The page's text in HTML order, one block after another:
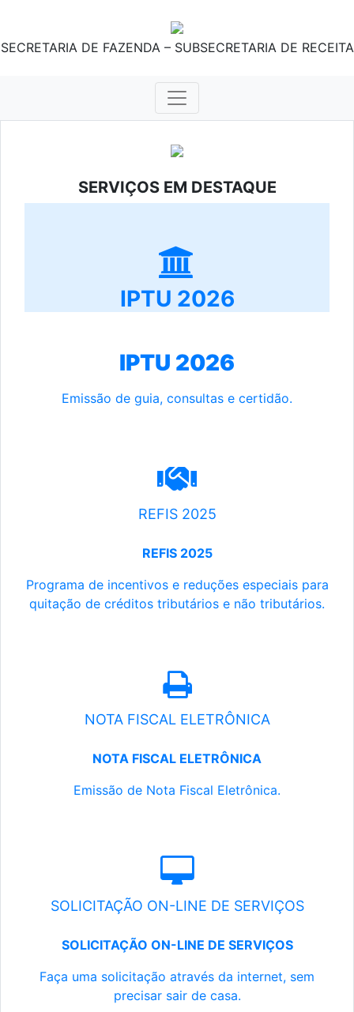
SECRETARIA DE FAZENDA – SUBSECRETARIA DE RECEITA
SERVIÇOS EM DESTAQUE
IPTU 2026
IPTU 2026
Emissão de guia, consultas e certidão.
REFIS 2025
REFIS 2025
Programa de incentivos e reduções especiais para
quitação de créditos tributários e não tributários.
NOTA FISCAL ELETRÔNICA
NOTA FISCAL ELETRÔNICA
Emissão de Nota Fiscal Eletrônica.
SOLICITAÇÃO ON-LINE DE SERVIÇOS
SOLICITAÇÃO ON-LINE DE SERVIÇOS
Faça uma solicitação através da internet, sem
precisar sair de casa.